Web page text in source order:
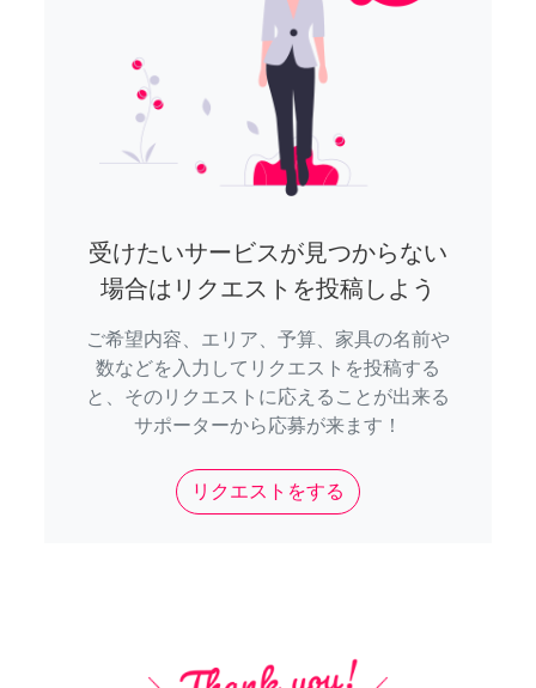
受けたいサービスが見つからない
場合はリクエストを投稿しよう
ご希望内容、エリア、予算、家具の名前や
数などを入力してリクエストを投稿する
と、そのリクエストに応えることが出来る
サポーターから応募が来ます！
リクエストをする